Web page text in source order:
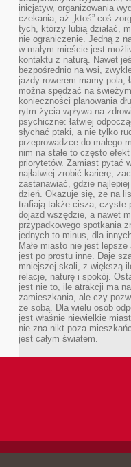
inicjatyw, organizowania
czekania, aż „ktoś” coś
tych, którzy lubią działać,
nie ograniczenie. Jedną z
w małym mieście jest
kontaktu z naturą. Nawet
bezpośrednio na wsi,
jazdy rowerem mamy pola,
można spędzać na
konieczności planowania
rytm życia wpływa na
psychiczne: łatwiej
słychać ptaki, a nie tylko
przeprowadzce do małego
nim na stałe to często
priorytetów. Zamiast pytać
najłatwiej zrobić karierę,
zastanawiać, gdzie
dzień. Okazuje się, że na
trafiają także cisza, czyste
dojazd wszędzie, a nawet
przypadkowego spotkania
jednych to minus, dla
Małe miasto nie jest
jest po prostu inne. Daje
mniejszej skali, z większą
relacje, naturę i spokój.
jest nie to, ile atrakcji ma
zamieszkania, ale czy
ze sobą. Dla wielu osób
jest właśnie niewielkie
nie zna nikt poza
jest całym światem.